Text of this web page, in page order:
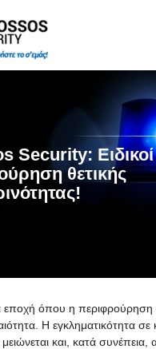
Security:
θετικής
εποχή όπου η περιφρούρηση
Η εγκληματικότητα
μειώνεται και, κατά συνέπεια,